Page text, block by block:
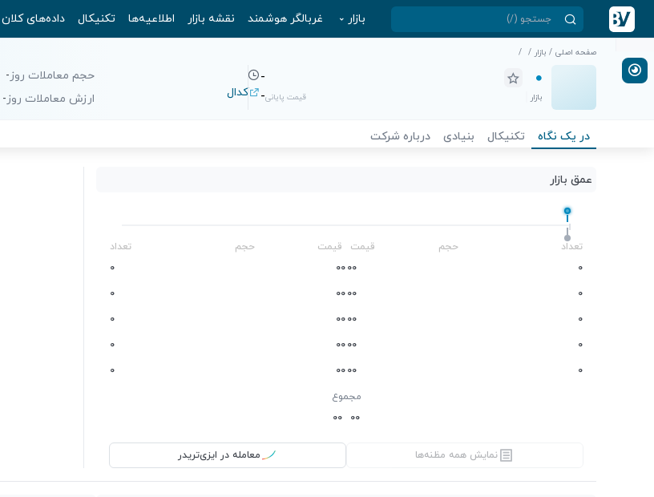
بازار غربالگر هوشمند نقشه بازار اطلاعیه‌ها تکنیکال داده‌های کلان
صفحه اصلی / بازار /
/
-
بازار قیمت پایانی- کدال
حجم معاملات روز-
ارزش معاملات روز-
در یک نگاه تکنیکال بنیادی درباره شرکت
عمق بازار
-
تعداد حجم قیمت قیمت حجم
تعداد
0
0
0
0
0
0
0
0
0
0
0
0
0
0
0
0
0
0
0
0
0
0
0
0
0
0
0
0
0
0
مجموع
0
0
0
0
نمایش همه مظنه‌ها معامله در ایزی‌تریدر